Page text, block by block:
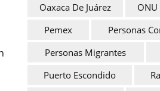
Oaxaca De Juárez
ONU
Pemex
Personas
Personas Migrantes
Puerto Escondido